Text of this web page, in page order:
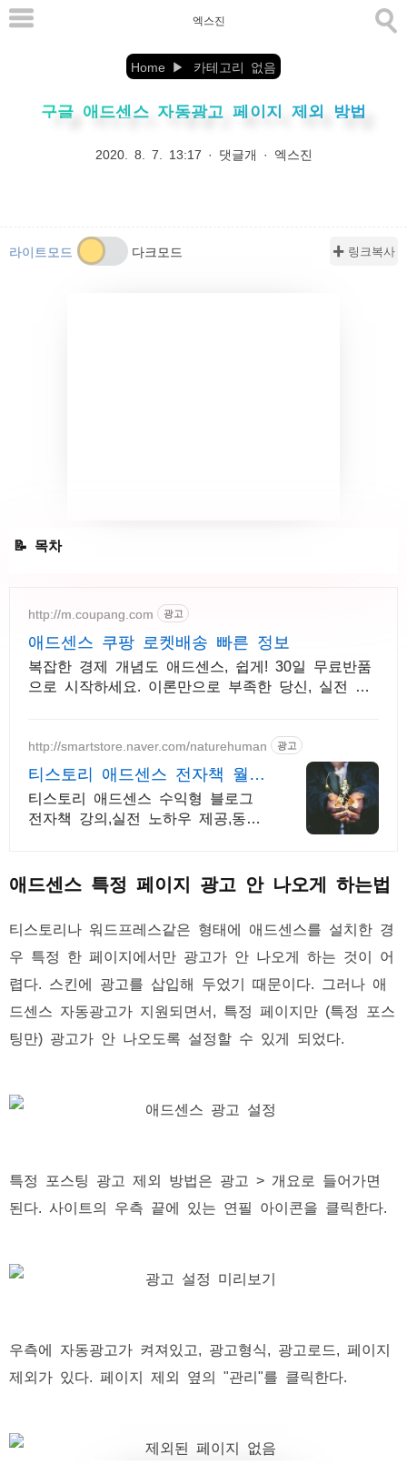
본
엑스진
Home 카테고리 없음
구글 애드센스 자동광고 페이지 제외 방법
2020. 8. 7. 13:17 · 댓글개 · 엑스진
✚ 링크복사
http://m.coupang.com
광고
애드센스 쿠팡 로켓배송 빠른 정보
복잡한 경제 개념도 애드센스, 쉽게! 30일 무료반품
으로 시작하세요. 이론만으로 부족한 당신, 실전 투
http://smartstore.naver.com/naturehuman 광고
티스토리 애드센스 전자책 월
100만원 고정 수익발생!
티스토리 애드센스 수익형 블로그
전자책 강의,실전 노하우 제공,동영
로 초보자도 쉽게 배워요!
애드센스 특정 페이지 광고 안 나오게 하는법
티스토리나 워드프레스같은 형태에 애드센스를 설치한 경
우 특정 한 페이지에서만 광고가 안 나오게 하는 것이 어
렵다. 스킨에 광고를 삽입해 두었기 때문이다. 그러나 애
드센스 자동광고가 지원되면서, 특정 페이지만 (특정 포스
팅만) 광고가 안 나오도록 설정할 수 있게 되었다.
특정 포스팅 광고 제외 방법은 광고 > 개요로 들어가면
된다. 사이트의 우측 끝에 있는 연필 아이콘을 클릭한다.
우측에 자동광고가 켜져있고, 광고형식, 광고로드, 페이지
제외가 있다. 페이지 제외 옆의 "관리"를 클릭한다.